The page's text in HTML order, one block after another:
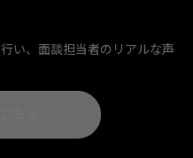
い、面談担当者のリアルな声